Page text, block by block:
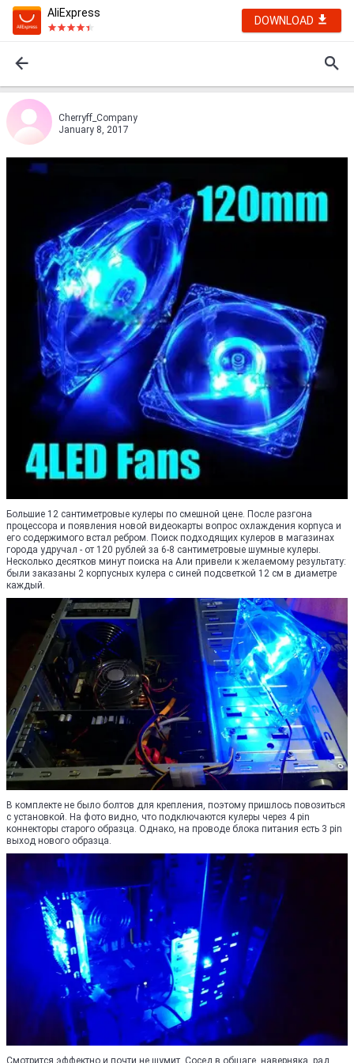
AliExpress
DOWNLOAD
Cherryff_Company
January 8, 2017
Большие 12 сантиметровые кулеры по смешной цене. После разгона
процессора и появления новой видеокарты вопрос охлаждения корпуса и
его содержимого встал ребром. Поиск подходящих кулеров в магазинах
города удручал - от 120 рублей за 6-8 сантиметровые шумные кулеры.
Несколько десятков минут поиска на Али привели к желаемому результату:
были заказаны 2 корпусных кулера с синей подсветкой 12 см в диаметре
каждый.
В комплекте не было болтов для крепления, поэтому пришлось повозиться
с установкой. На фото видно, что подключаются кулеры через 4 pin
коннекторы старого образца. Однако, на проводе блока питания есть 3 pin
выход нового образца.
Смотрится эффектно и почти не шумит. Сосед в общаге, наверняка, рад,